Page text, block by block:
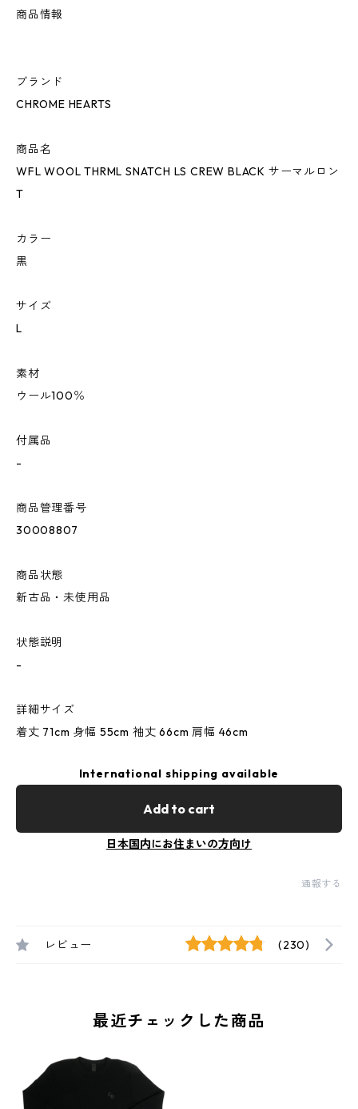
商品情報
ブランド
CHROME HEARTS
商品名
WFL WOOL THRML SNATCH LS CREW BLACK サーマルロン
T
カラー
黒
サイズ
L
素材
ウール100％
付属品
-
商品管理番号
30008807
商品状態
新古品・未使用品
状態説明
-
詳細サイズ
着丈 71cm 身幅 55cm 袖丈 66cm 肩幅 46cm
International shipping available
Add to cart
日本国内にお住まいの方向け
通報する
レビュー (230)
最近チェックした商品